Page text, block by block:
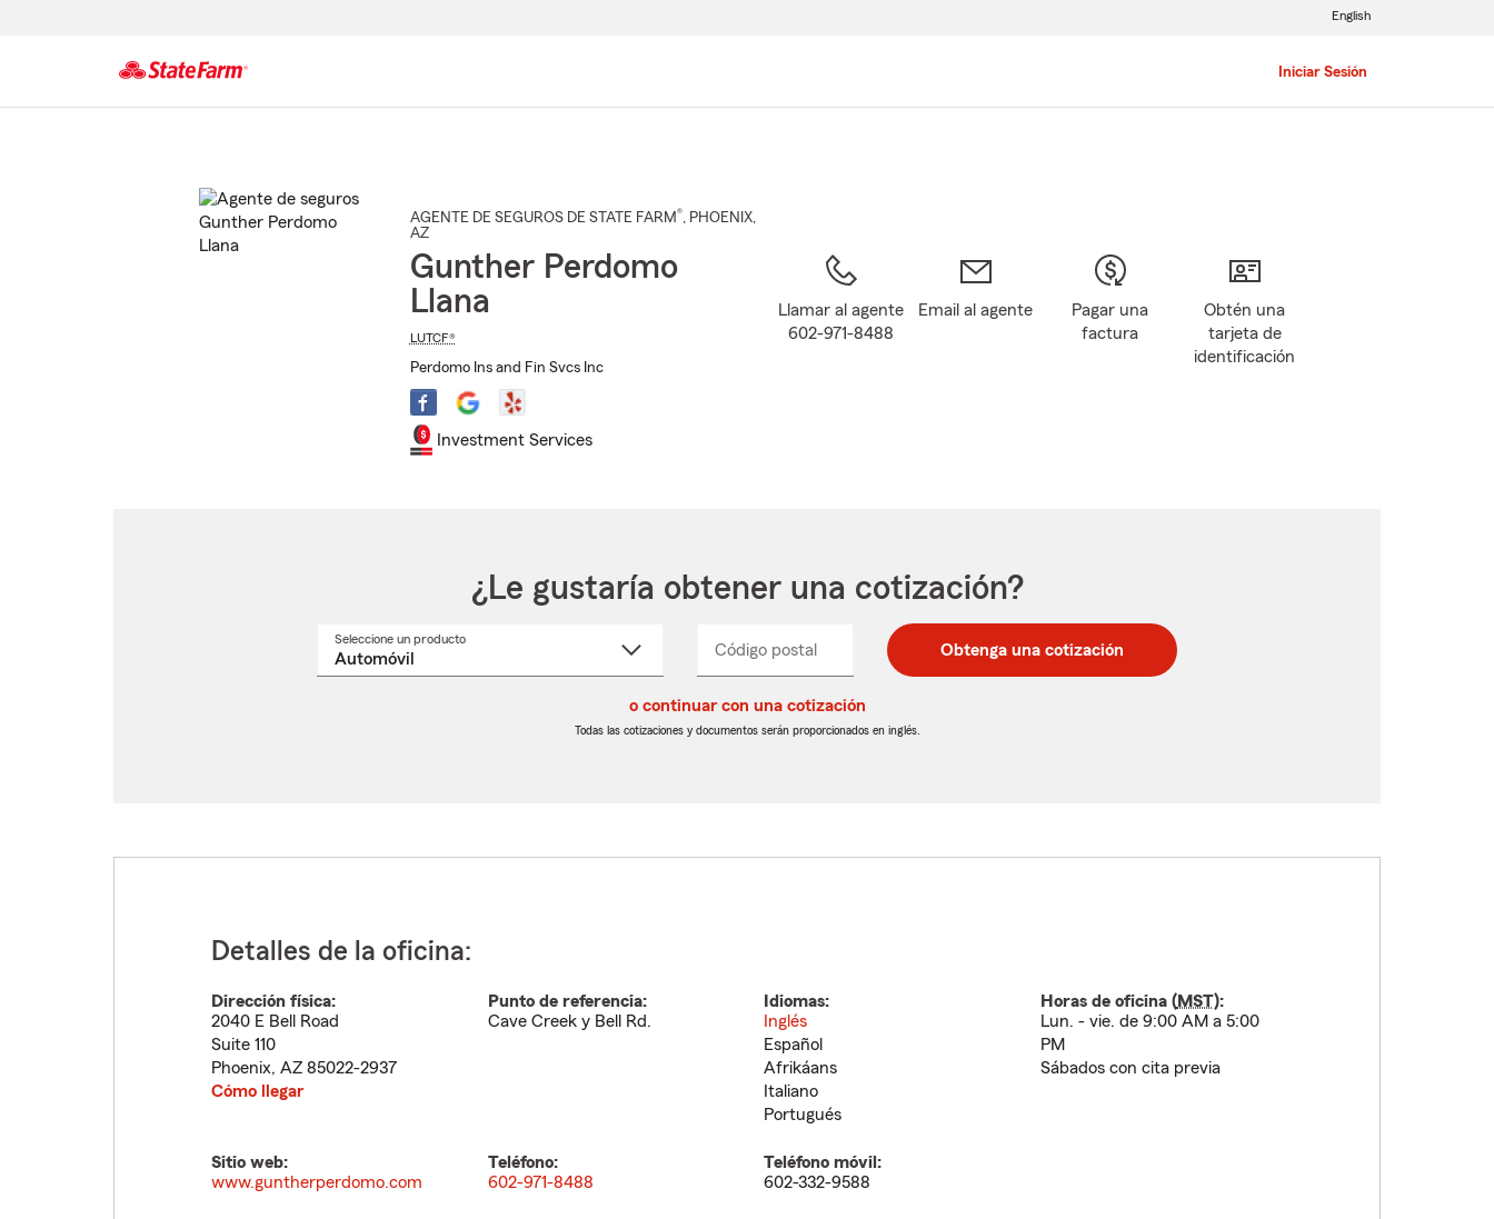
Iniciar Sesión
English
AGENTE DE SEGUROS DE STATE FARM®, PHOENIX,
AZ
Gunther Perdomo
Llana
LUTCF®
Perdomo Ins and Fin Svcs Inc
Investment Services
Llamar al agente
602-971-8488
Email al agente
Pagar una
factura
Obtén una
tarjeta de
identificación
¿Le gustaría obtener una cotización?
Seleccione un productoSeleccione
Código postal
postal
de
postal
de
_____ Obtenga una cotización
o continuar con una cotización
Todas las cotizaciones y documentos serán proporcionados en inglés.
Detalles de la oficina:
Dirección física:
2040 E Bell Road
Suite 110
Phoenix, AZ 85022-2937
Cómo llegar
Punto de referencia:
Cave Creek y Bell Rd.
Idiomas:
Inglés
Español
Afrikáans
Italiano
Portugués
Horas de oficina (MST):
Lun. - vie. de 9:00 AM a 5:00
PM
Sábados con cita previa
Sitio web:
www.guntherperdomo.com
Teléfono:
602-971-8488
Teléfono móvil:
602-332-9588